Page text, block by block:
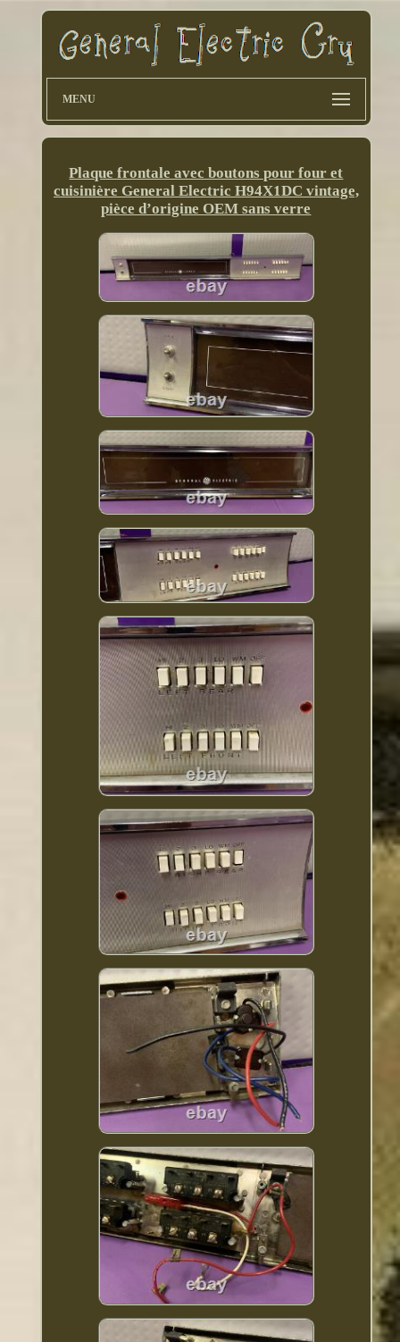
MENU
Plaque frontale avec boutons pour four et
cuisinière General Electric H94X1DC vintage,
pièce d’origine OEM sans verre